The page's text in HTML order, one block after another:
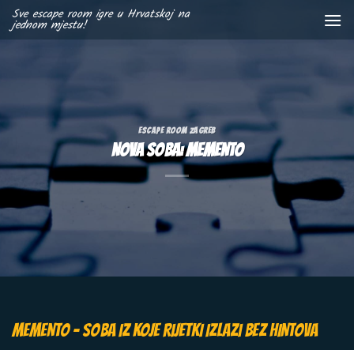
Skip
to
Sve escape room igre u Hrvatskoj na
jednom mjestu!
ESCAPE ROOM ZAGREB
Nova soba: MEMENTO
MEMENTO – SOBA IZ KOJE RIJETKI IZLAZI BEZ HINTOVA